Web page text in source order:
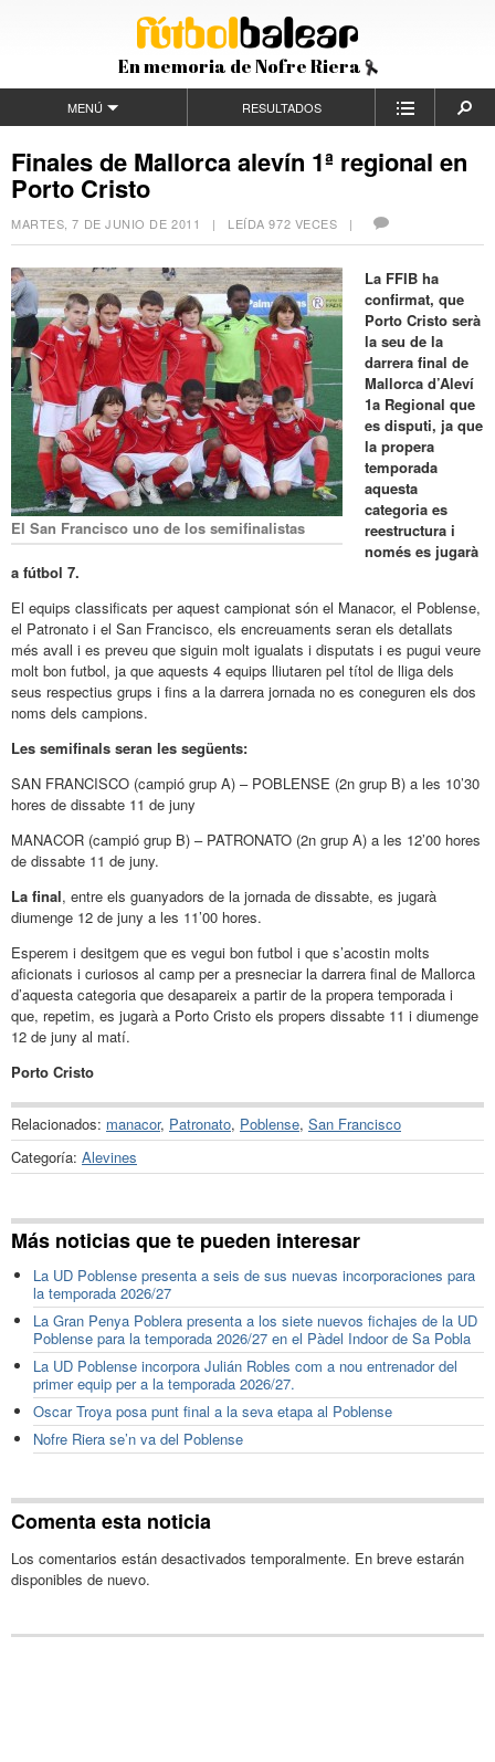
En memoria de Nofre Riera
MENÚ RESULTADOS
Finales de Mallorca alevín 1ª regional en
Porto Cristo
MARTES, 7 DE JUNIO DE 2011 | LEÍDA 972 VECES |
El San Francisco uno de los semifinalistas
La FFIB ha
confirmat, que
Porto Cristo serà
la seu de la
darrera final de
Mallorca d’Aleví
1a Regional que
es disputi, ja que
la propera
temporada
aquesta
categoria es
reestructura i
només es jugarà
a fútbol 7.
El equips classificats per aquest campionat són el Manacor, el Poblense,
el Patronato i el San Francisco, els encreuaments seran els detallats
més avall i es preveu que siguin molt igualats i disputats i es pugui veure
molt bon futbol, ja que aquests 4 equips lliutaren pel títol de lliga dels
seus respectius grups i fins a la darrera jornada no es coneguren els dos
noms dels campions.
Les semifinals seran les següents:
SAN FRANCISCO (campió grup A) – POBLENSE (2n grup B) a les 10’30
hores de dissabte 11 de juny
MANACOR (campió grup B) – PATRONATO (2n grup A) a les 12’00 hores
de dissabte 11 de juny.
La final, entre els guanyadors de la jornada de dissabte, es jugarà
diumenge 12 de juny a les 11’00 hores.
Esperem i desitgem que es vegui bon futbol i que s’acostin molts
aficionats i curiosos al camp per a presneciar la darrera final de Mallorca
d’aquesta categoria que desapareix a partir de la propera temporada i
que, repetim, es jugarà a Porto Cristo els propers dissabte 11 i diumenge
12 de juny al matí.
Porto Cristo
Relacionados: manacor, Patronato, Poblense, San Francisco
Categoría: Alevines
Más noticias que te pueden interesar
La UD Poblense presenta a seis de sus nuevas incorporaciones para
la temporada 2026/27
La Gran Penya Poblera presenta a los siete nuevos fichajes de la UD
Poblense para la temporada 2026/27 en el Pàdel Indoor de Sa Pobla
La UD Poblense incorpora Julián Robles com a nou entrenador del
primer equip per a la temporada 2026/27.
Oscar Troya posa punt final a la seva etapa al Poblense
Nofre Riera se’n va del Poblense
Comenta esta noticia
Los comentarios están desactivados temporalmente. En breve estarán
disponibles de nuevo.